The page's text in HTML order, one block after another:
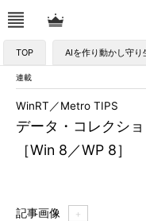
TOP AIを作り動かし守り
連載
データ・コレクシ
［Win 8／WP 8］
WinRT／Metro TIPS
記事画像 ＋